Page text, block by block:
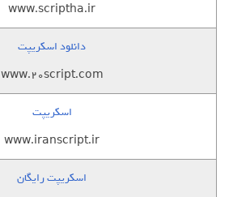
www.scriptha.ir
دانلود اسکریپت
www.20script.com
اسکریپت
www.iranscript.ir
اسکریپت رایگان